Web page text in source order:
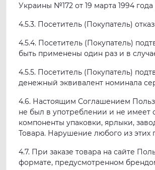
Украины №172 от 19 марта 1994
4.5.3. Посетитель (Покупатель)
4.5.4. Посетитель (Покупатель)
быть применены один раз и в
4.5.5. Посетитель (Покупатель)
денежный эквивалент номинала
4.6. Настоящим Соглашением
не был в употреблении и не имеет
компоненты упаковки, ярлыки,
Товара. Нарушение любого из этих
4.7. При заказе товара на сайте
формате, предусмотренном